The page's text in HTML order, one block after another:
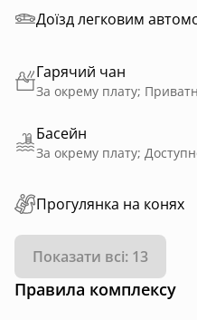
Доїзд легковим
Гарячий чан
За окрему плату;
Басейн
Прогулянка на конях
Показати всі: 13
Правила комплексу